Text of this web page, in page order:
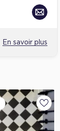
En savoir plus